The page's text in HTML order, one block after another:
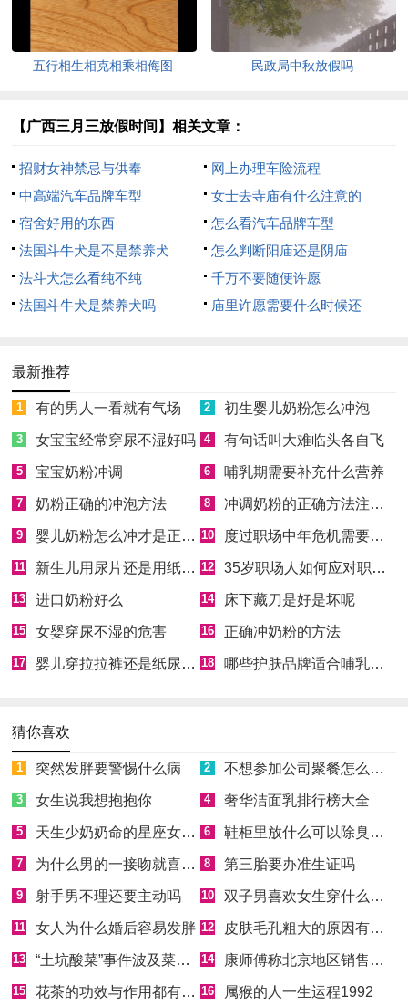
五行相生相克相乘相侮图 民政局中秋放假吗
【广西三月三放假时间】相关文章：
招财女神禁忌与供奉
网上办理车险流程
中高端汽车品牌车型
女士去寺庙有什么注意的
宿舍好用的东西
怎么看汽车品牌车型
法国斗牛犬是不是禁养犬
怎么判断阳庙还是阴庙
法斗犬怎么看纯不纯
千万不要随便许愿
法国斗牛犬是禁养犬吗
庙里许愿需要什么时候还
最新推荐
1 有的男人一看就有气场 2 初生婴儿奶粉怎么冲泡
3 女宝宝经常穿尿不湿好吗 4 有句话叫大难临头各自飞
5 宝宝奶粉冲调 6 哺乳期需要补充什么营养
7 奶粉正确的冲泡方法 8 冲调奶粉的正确方法注意事项
9 婴儿奶粉怎么冲才是正确的 10 度过职场中年危机需要掌握哪3个技能
11 新生儿用尿片还是用纸尿裤 12 35岁职场人如何应对职场中年危机
13 进口奶粉好么 14 床下藏刀是好是坏呢
15 女婴穿尿不湿的危害 16 正确冲奶粉的方法
17 婴儿穿拉拉裤还是纸尿裤好 18 哪些护肤品牌适合哺乳期用
猜你喜欢
1 突然发胖要警惕什么病 2 不想参加公司聚餐怎么拒绝
3 女生说我想抱抱你 4 奢华洁面乳排行榜大全
5 天生少奶奶命的星座女有哪些 6 鞋柜里放什么可以除臭消菌
7 为什么男的一接吻就喜欢伸舌头 8 第三胎要办准生证吗
9 射手男不理还要主动吗 10 双子男喜欢女生穿什么样的衣服
11 女人为什么婚后容易发胖 12 皮肤毛孔粗大的原因有哪些
13 “土坑酸菜”事件波及菜农，芥菜囤积如山 14 康师傅称北京地区销售产品非问题酸菜
15 花茶的功效与作用都有哪些 16 属猴的人一生运程1992